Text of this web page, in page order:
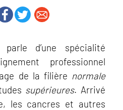
d’une spécialité
professionnel
de la filière normale
supérieures. Arrivé
les cancres et autres